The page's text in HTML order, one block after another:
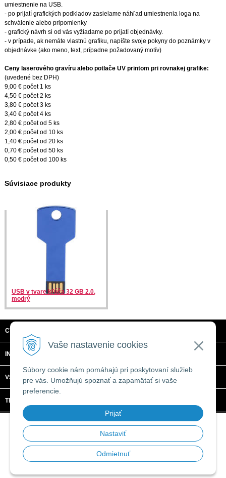
Vaše nastavenie cookies
Súbory cookie nám pomáhajú pri poskytovaní služieb
pre vás. Umožňujú spoznať a zapamätať si vaše
preferencie.
Prijať
Nastaviť
Odmietnuť
umiestnenie na USB.
- po prijatí grafických podkladov zasielame náhľad umiestnenia loga na
schválenie alebo pripomienky
- grafický návrh si od vás vyžiadame po prijatí objednávky.
- v prípade, ak nemáte vlastnú grafiku, napíšte svoje pokyny do poznámky v
objednávke (ako meno, text, prípadne požadovaný motív)
Ceny laserového gravíru alebo potlače UV printom pri rovnakej grafike:
(uvedené bez DPH)
9,00 € počet 1 ks
4,50 € počet 2 ks
3,80 € počet 3 ks
3,40 € počet 4 ks
2,80 € počet od 5 ks
2,00 € počet od 10 ks
1,40 € počet od 20 ks
0,70 € počet od 50 ks
0,50 € počet od 100 ks
Súvisiace produkty
USB v tvare kľúča 32 GB 2.0,
modrý
CTRL + C, S.R.O.
INFORMÁCIE
VŠETKO O NÁKUPE
TECHNICKÉ ŠPECIFIKÁCIE
© 2026 CTRL + C, s.r.o. • tvorba eshopu cez UNIobchod
spoločnosti
WEBYGROUP